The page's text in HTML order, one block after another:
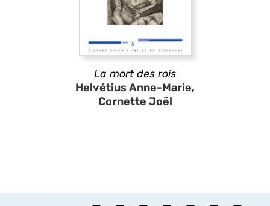
La mort des rois
Helvétius Anne-Marie,
Cornette Joël